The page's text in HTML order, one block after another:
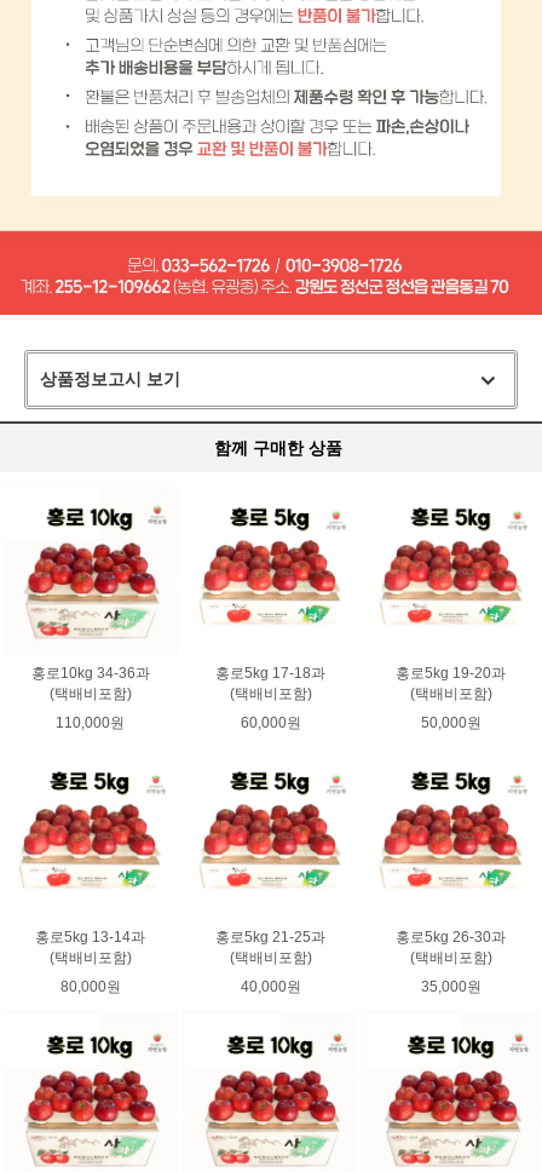
상품정보고시 보기
함께 구매한 상품
홍로10kg 34-36과
(택배비포함)
110,000원
홍로5kg 17-18과
(택배비포함)
60,000원
홍로5kg 19-20과
(택배비포함)
50,000원
홍로5kg 13-14과
(택배비포함)
80,000원
홍로5kg 21-25과
(택배비포함)
40,000원
홍로5kg 26-30과
(택배비포함)
35,000원